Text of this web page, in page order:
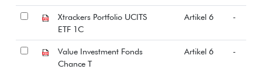
Xtrackers Portfolio UCITS
ETF 1C
Artikel 6 -
Value Investment Fonds
Chance T
Artikel 6 -